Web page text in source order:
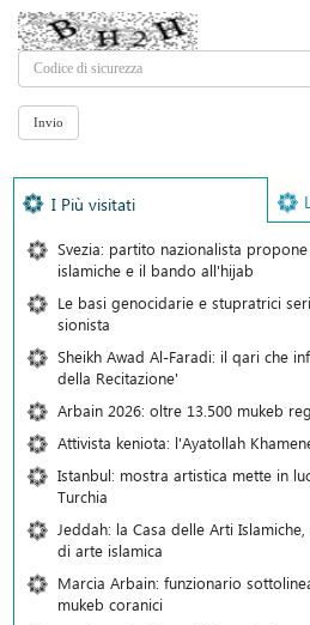
I Più visitati
Svezia: partito nazionalista
islamiche e il bando all'hijab
Le basi genocidarie e stupratrici
sionista
Sheikh Awad Al-Faradi: il qari che
della Recitazione'
Arbain 2026: oltre 13.500 mukeb
Attivista keniota: l'Ayatollah
Istanbul: mostra artistica mette in
Turchia
Jeddah: la Casa delle Arti
di arte islamica
Marcia Arbain: funzionario
mukeb coranici